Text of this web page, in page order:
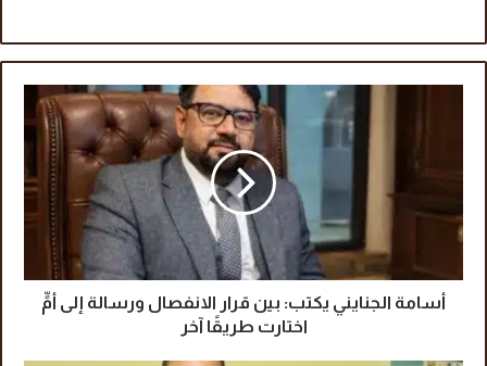
ل
ن
أسامة الجنايني يكتب: بين قرار الانفصال ورسالة إلى أمٍّ
اختارت طريقًا آخر